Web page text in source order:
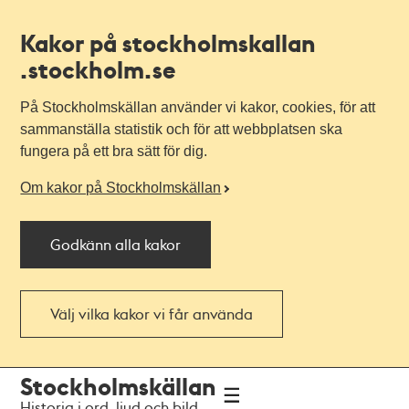
Kakor på stockholmskallan
.stockholm.se
På Stockholmskällan använder vi kakor, cookies, för att
sammanställa statistik och för att webbplatsen ska
fungera på ett bra sätt för dig.
Om kakor på Stockholmskällan
Godkänn alla kakor
Välj vilka kakor vi får använda
navigationen
huvudinnehållet
Stockholmskällan